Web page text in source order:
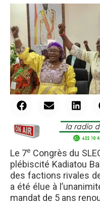
Le 7e Congrès du
plébiscité Kadiatou
des factions rivales
a été élue à
mandat de 5 ans